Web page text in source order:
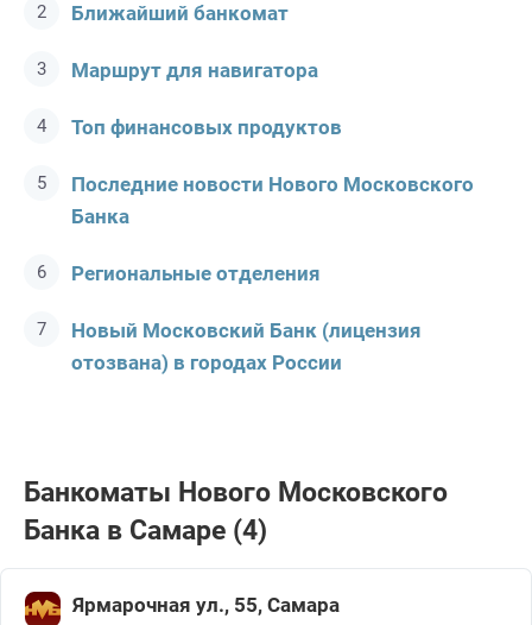
Ближайший банкомат
Маршрут для навигатора
Топ финансовых продуктов
Последние новости Нового Московского
Банка
Региональные отделения
Новый Московский Банк (лицензия
отозвана) в городах России
Банкоматы Нового Московского
Банка в Самаре (4)
Ярмарочная ул., 55, Самара